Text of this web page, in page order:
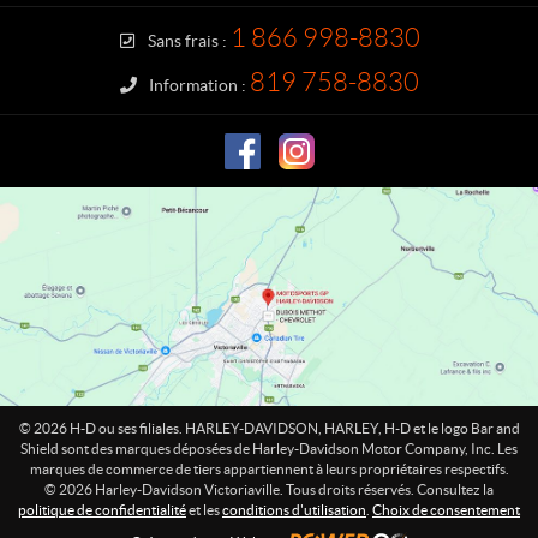
s
o
n
c
r
Sans frais : 1 866 998-8830
Information : 819 758-8830
© 2026 H-D ou ses filiales. HARLEY-DAVIDSON, HARLEY, H-D et le logo Bar and
Shield sont des marques déposées de Harley-Davidson Motor Company, Inc. Les
marques de commerce de tiers appartiennent à leurs propriétaires respectifs.
© 2026 Harley-Davidson Victoriaville. Tous droits réservés. Consultez la
politique de confidentialitéet lesconditions d'utilisation Choix de consentement